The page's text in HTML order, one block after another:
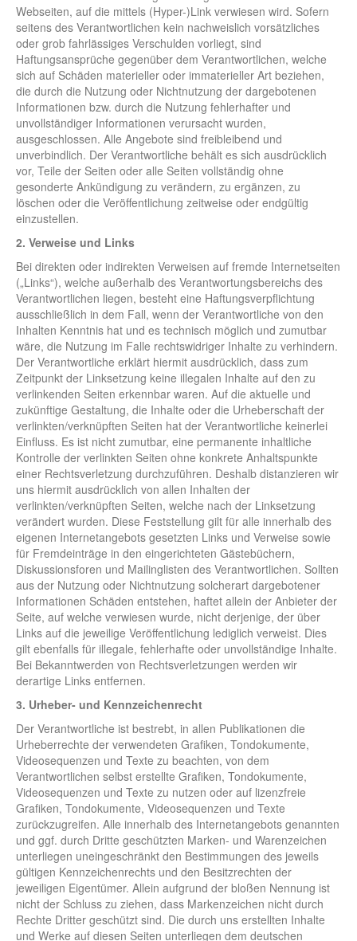
Webseiten, auf die mittels (Hyper-)Link verwiesen wird. Sofern
seitens des Verantwortlichen kein nachweislich vorsätzliches
oder grob fahrlässiges Verschulden vorliegt, sind
Haftungsansprüche gegenüber dem Verantwortlichen, welche
sich auf Schäden materieller oder immaterieller Art beziehen,
die durch die Nutzung oder Nichtnutzung der dargebotenen
Informationen bzw. durch die Nutzung fehlerhafter und
unvollständiger Informationen verursacht wurden,
ausgeschlossen. Alle Angebote sind freibleibend und
unverbindlich. Der Verantwortliche behält es sich ausdrücklich
vor, Teile der Seiten oder alle Seiten vollständig ohne
gesonderte Ankündigung zu verändern, zu ergänzen, zu
löschen oder die Veröffentlichung zeitweise oder endgültig
einzustellen.
2. Verweise und Links
Bei direkten oder indirekten Verweisen auf fremde Internetseiten
(„Links“), welche außerhalb des Verantwortungsbereichs des
Verantwortlichen liegen, besteht eine Haftungsverpflichtung
ausschließlich in dem Fall, wenn der Verantwortliche von den
Inhalten Kenntnis hat und es technisch möglich und zumutbar
wäre, die Nutzung im Falle rechtswidriger Inhalte zu verhindern.
Der Verantwortliche erklärt hiermit ausdrücklich, dass zum
Zeitpunkt der Linksetzung keine illegalen Inhalte auf den zu
verlinkenden Seiten erkennbar waren. Auf die aktuelle und
zukünftige Gestaltung, die Inhalte oder die Urheberschaft der
verlinkten/verknüpften Seiten hat der Verantwortliche keinerlei
Einfluss. Es ist nicht zumutbar, eine permanente inhaltliche
Kontrolle der verlinkten Seiten ohne konkrete Anhaltspunkte
einer Rechtsverletzung durchzuführen. Deshalb distanzieren wir
uns hiermit ausdrücklich von allen Inhalten der
verlinkten/verknüpften Seiten, welche nach der Linksetzung
verändert wurden. Diese Feststellung gilt für alle innerhalb des
eigenen Internetangebots gesetzten Links und Verweise sowie
für Fremdeinträge in den eingerichteten Gästebüchern,
Diskussionsforen und Mailinglisten des Verantwortlichen. Sollten
aus der Nutzung oder Nichtnutzung solcherart dargebotener
Informationen Schäden entstehen, haftet allein der Anbieter der
Seite, auf welche verwiesen wurde, nicht derjenige, der über
Links auf die jeweilige Veröffentlichung lediglich verweist. Dies
gilt ebenfalls für illegale, fehlerhafte oder unvollständige Inhalte.
Bei Bekanntwerden von Rechtsverletzungen werden wir
derartige Links entfernen.
3. Urheber- und Kennzeichenrecht
Der Verantwortliche ist bestrebt, in allen Publikationen die
Urheberrechte der verwendeten Grafiken, Tondokumente,
Videosequenzen und Texte zu beachten, von dem
Verantwortlichen selbst erstellte Grafiken, Tondokumente,
Videosequenzen und Texte zu nutzen oder auf lizenzfreie
Grafiken, Tondokumente, Videosequenzen und Texte
zurückzugreifen. Alle innerhalb des Internetangebots genannten
und ggf. durch Dritte geschützten Marken- und Warenzeichen
unterliegen uneingeschränkt den Bestimmungen des jeweils
gültigen Kennzeichenrechts und den Besitzrechten der
jeweiligen Eigentümer. Allein aufgrund der bloßen Nennung ist
nicht der Schluss zu ziehen, dass Markenzeichen nicht durch
Rechte Dritter geschützt sind. Die durch uns erstellten Inhalte
und Werke auf diesen Seiten unterliegen dem deutschen